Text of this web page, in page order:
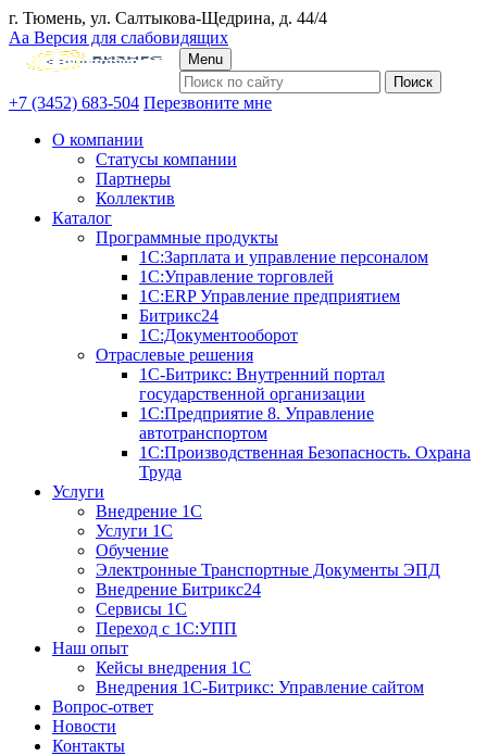
г. Тюмень, ул. Салтыкова-Щедрина, д. 44/4
Аа Версия для слабовидящих
Menu
+7 (3452) 683-504 Перезвоните мне
О компании
Статусы компании
Партнеры
Коллектив
Каталог
Программные продукты
1С:Зарплата и управление персоналом
1С:Управление торговлей
1С:ERP Управление предприятием
Битрикс24
1С:Документооборот
Отраслевые решения
1С-Битрикс: Внутренний портал
государственной организации
1С:Предприятие 8. Управление
автотранспортом
1С:Производственная Безопасность. Охрана
Труда
Услуги
Внедрение 1С
Услуги 1С
Обучение
Электронные Транспортные Документы ЭПД
Внедрение Битрикс24
Сервисы 1С
Переход с 1С:УПП
Наш опыт
Кейсы внедрения 1С
Внедрения 1С-Битрикс: Управление сайтом
Вопрос-ответ
Новости
Контакты